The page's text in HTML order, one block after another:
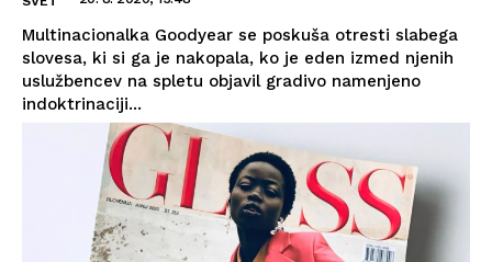
Multinacionalka Goodyear se poskuša otresti slabega
slovesa, ki si ga je nakopala, ko je eden izmed njenih
uslužbencev na spletu objavil gradivo namenjeno
indoktrinaciji...